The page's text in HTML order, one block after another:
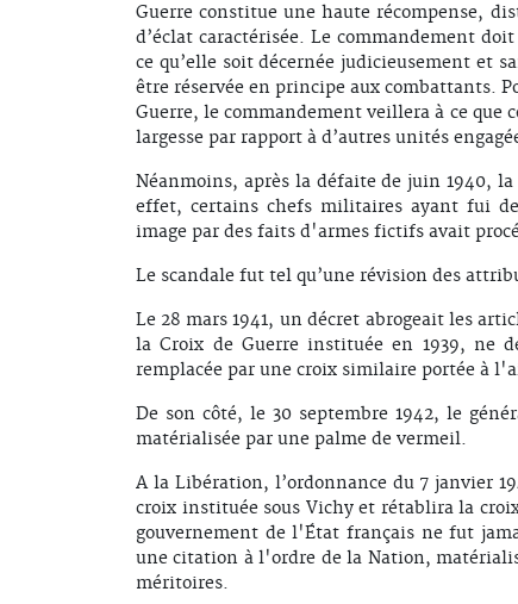
Guerre constitue une haute récompense,
d’éclat caractérisée. Le commandement
ce qu’elle soit décernée judicieusement et
être réservée en principe aux combattants.
Guerre, le commandement veillera à ce que
largesse par rapport à d’autres unités
Néanmoins, après la défaite de juin 1940,
effet, certains chefs militaires ayant fui
image par des faits d'armes fictifs avait
Le scandale fut tel qu’une révision des
Le 28 mars 1941, un décret abrogeait les
la Croix de Guerre instituée en 1939, ne
remplacée par une croix similaire portée à
De son côté, le 30 septembre 1942, le
matérialisée par une palme de vermeil.
A la Libération, l’ordonnance du 7 janvier
croix instituée sous Vichy et rétablira la
gouvernement de l'État français ne fut
une citation à l'ordre de la Nation,
méritoires.